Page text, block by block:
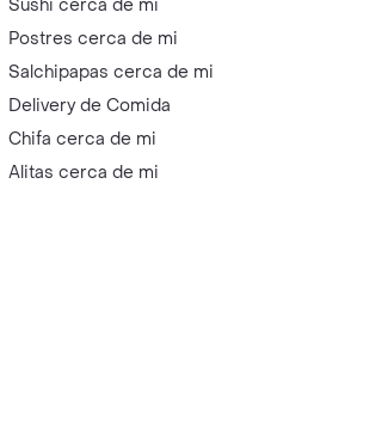
Sushi cerca de mi
Postres cerca de mi
Salchipapas cerca de mi
Delivery de Comida
Chifa cerca de mi
Alitas cerca de mi